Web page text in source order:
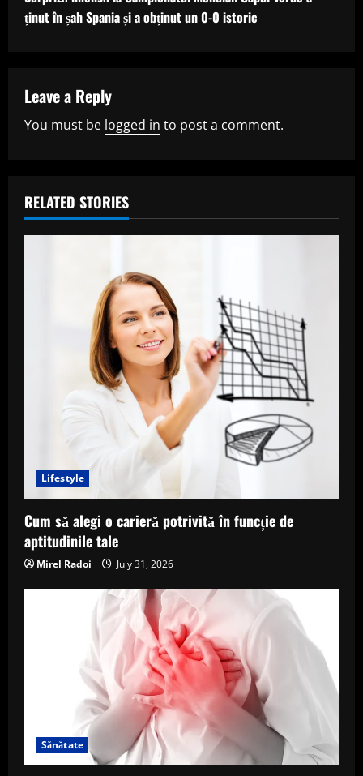
t
n
u
R
e
ținut în șah Spania și a obținut un 0-0 istoric
Leave a Reply
You must be logged in to post a comment.
RELATED STORIES
Lifestyle
Cum să alegi o carieră potrivită în funcție de
aptitudinile tale
Mirel Radoi July 31, 2026
Sănătate